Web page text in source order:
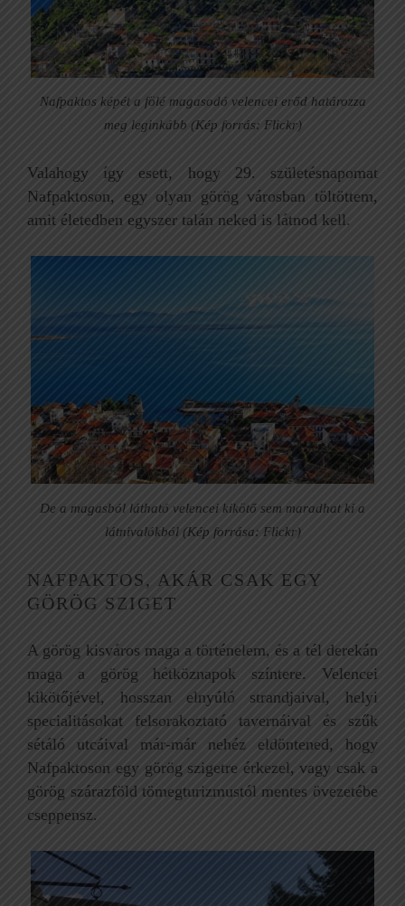
Nafpaktos képét a fölé magasodó velencei erőd határozza
meg leginkább (Kép forrás: Flickr)
Valahogy így esett, hogy 29. születésnapomat
Nafpaktoson, egy olyan görög városban töltöttem,
amit életedben egyszer talán neked is látnod kell.
De a magasból látható velencei kikötő sem maradhat ki a
látnivalókból (Kép forrása: Flickr)
NAFPAKTOS, AKÁR CSAK EGY
GÖRÖG SZIGET
A görög kisváros maga a történelem, és a tél derekán
maga a görög hétköznapok színtere. Velencei
kikötőjével, hosszan elnyúló strandjaival, helyi
specialitásokat felsorakoztató tavernáival és szűk
sétáló utcáival már-már nehéz eldöntened, hogy
Nafpaktoson egy görög szigetre érkezel, vagy csak a
görög szárazföld tömegturizmustól mentes övezetébe
cseppensz.